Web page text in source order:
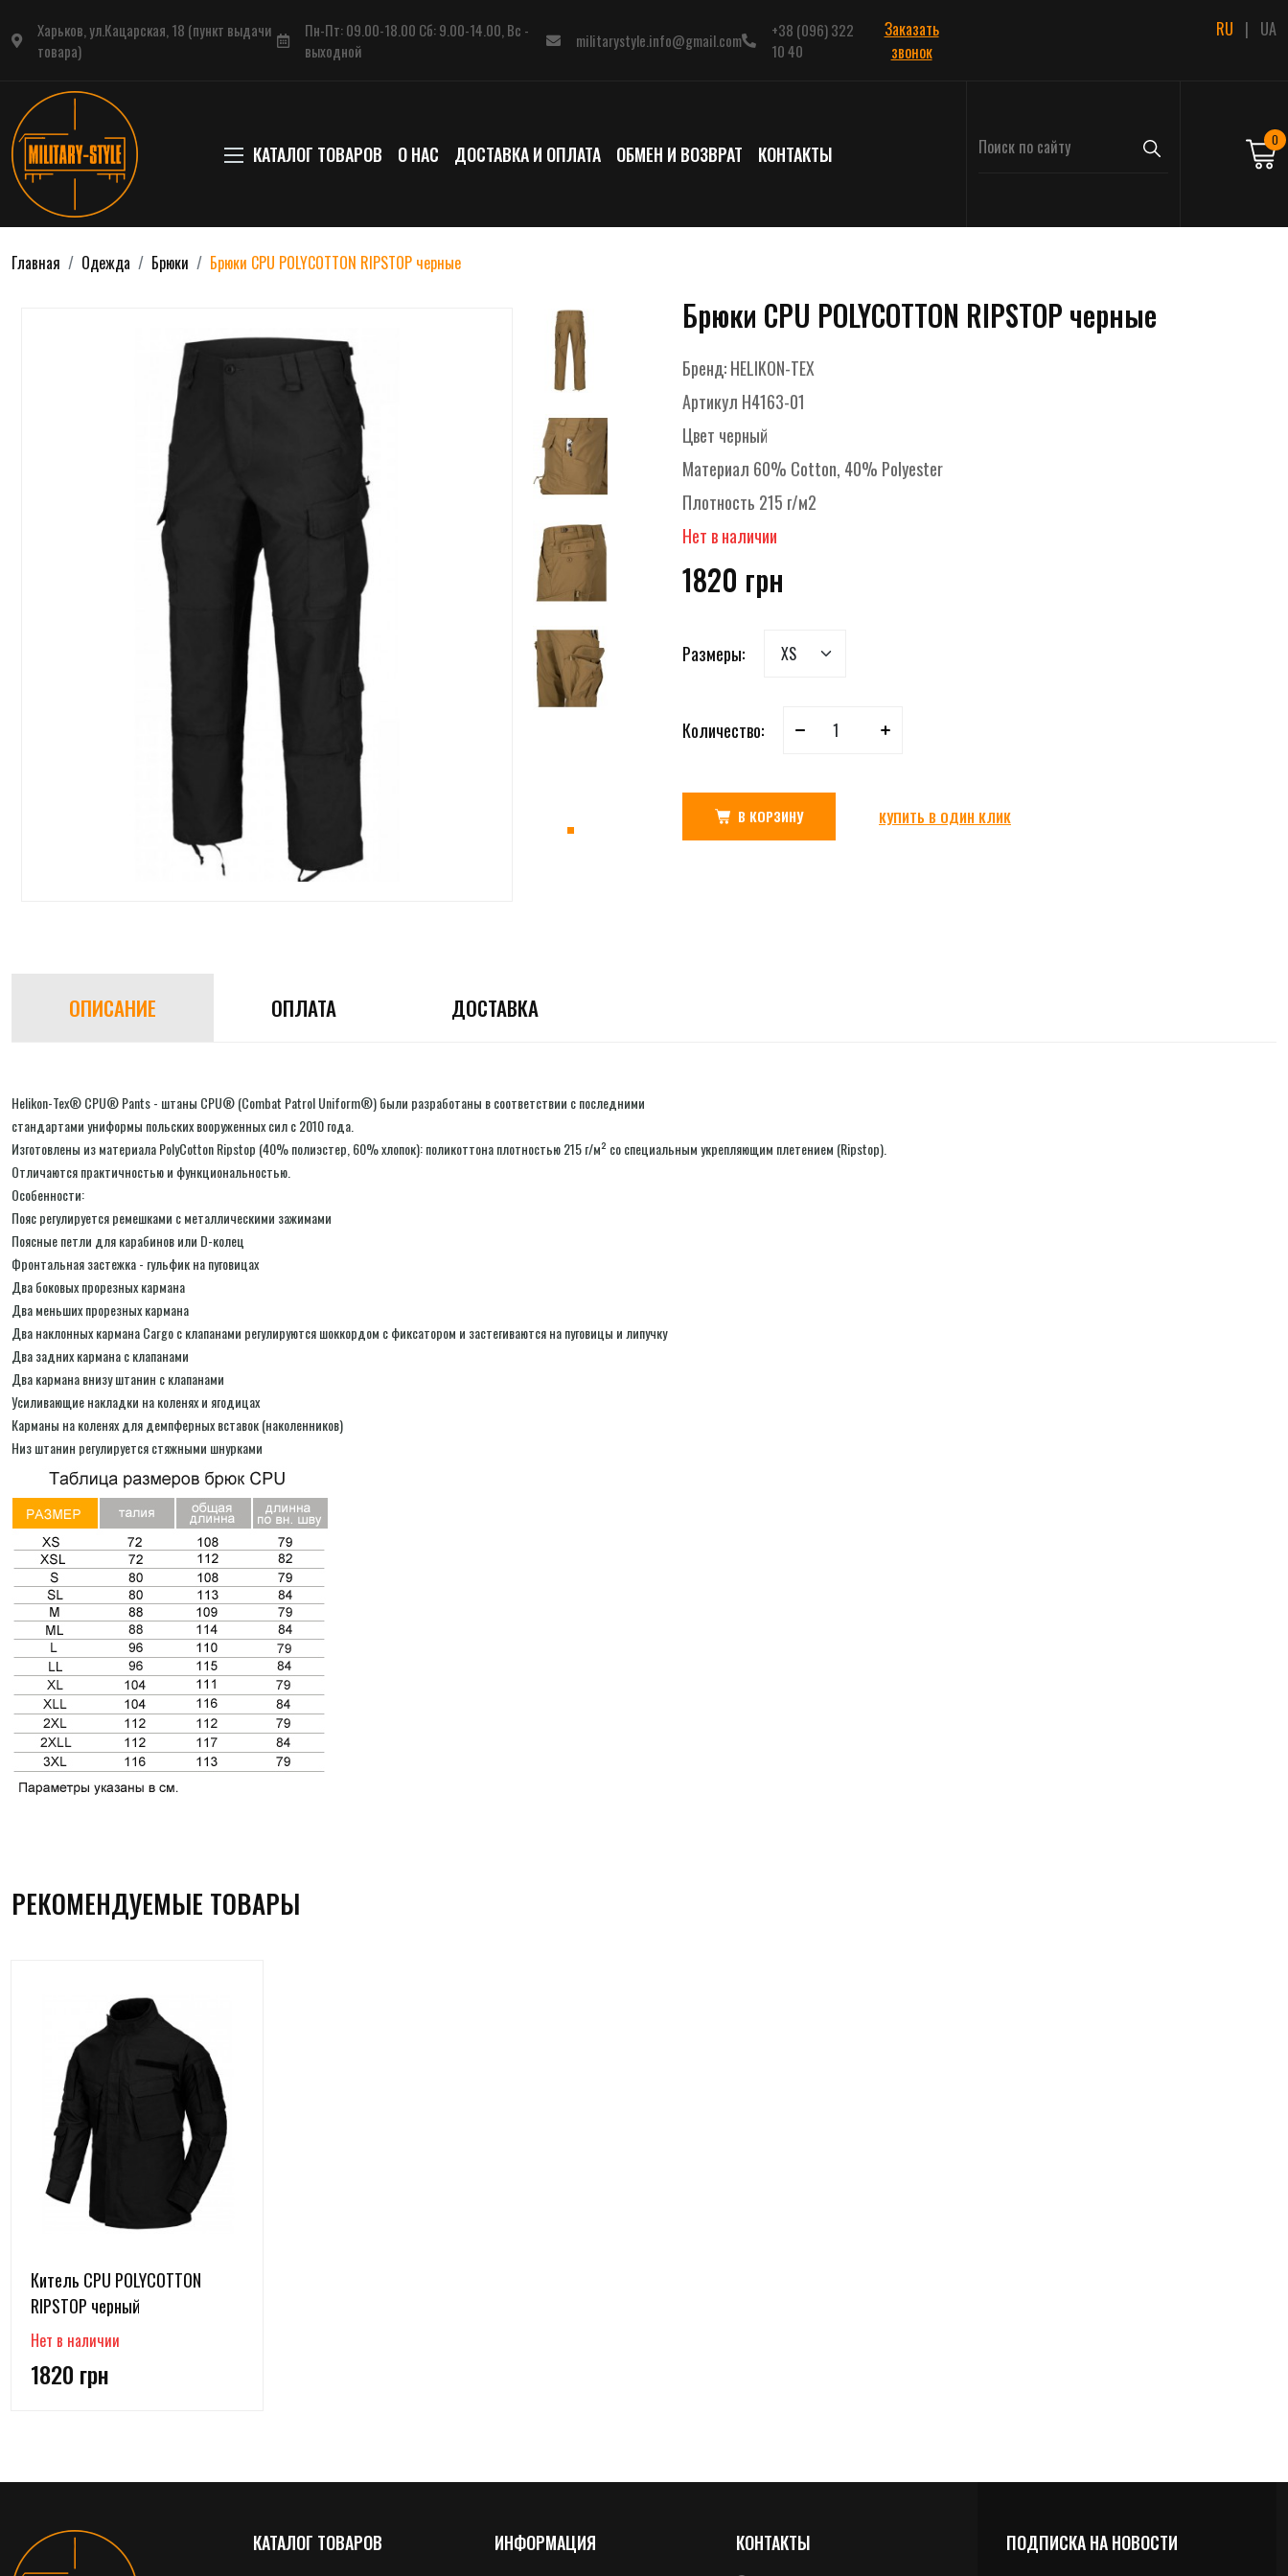
Харьков, ул.Кацарская, 18 (пункт выдачи
товара)
Пн-Пт: 09.00-18.00 Сб: 9.00-14.00, Вс -
выходной
militarystyle.info@gmail.com
+38 (096) 322
10 40
Заказать
звонок
RU | UA
КАТАЛОГ ТОВАРОВ О НАС ДОСТАВКА И ОПЛАТА ОБМЕН И ВОЗВРАТ КОНТАКТЫ
0
Главная Одежда Брюки Брюки CPU POLYCOTTON RIPSTOP черные
Брюки CPU POLYCOTTON RIPSTOP черные
Бренд:HELIKON-TEX
Артикул H4163-01
Цвет черный
Материал 60% Cotton, 40% Polyester
Плотность 215 г/м2
Нет в наличии
1820 грн
Размеры:
Количество:
В КОРЗИНУ КУПИТЬ В ОДИН КЛИК
ОПИСАНИЕ ОПЛАТА ДОСТАВКА
Helikon-Tex® CPU® Pants - штаны CPU® (Combat Patrol Uniform®) были разработаны в соответствии с последними
стандартами униформы польских вооруженных сил с 2010 года.
Изготовлены из материала PolyCotton Ripstop (40% полиэстер, 60% хлопок): поликоттона плотностью 215 г/м² со специальным укрепляющим плетением (Ripstop).
Отличаются практичностью и функциональностью.
Особенности:
Пояс регулируется ремешками с металлическими зажимами
Поясные петли для карабинов или D-колец
Фронтальная застежка - гульфик на пуговицах
Два боковых прорезных кармана
Два меньших прорезных кармана
Два наклонных кармана Cargo с клапанами регулируются шоккордом с фиксатором и застегиваются на пуговицы и липучку
Два задних кармана с клапанами
Два кармана внизу штанин с клапанами
Усиливающие накладки на коленях и ягодицах
Карманы на коленях для демпферных вставок (наколенников)
Низ штанин регулируется стяжными шнурками
РЕКОМЕНДУЕМЫЕ ТОВАРЫ
Китель CPU POLYCOTTON
RIPSTOP черный
Нет в наличии
1820 грн
КАТАЛОГ ТОВАРОВ ИНФОРМАЦИЯ КОНТАКТЫ ПОДПИСКА НА НОВОСТИ